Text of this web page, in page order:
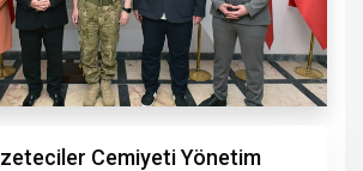
Cemiyeti Yönetim